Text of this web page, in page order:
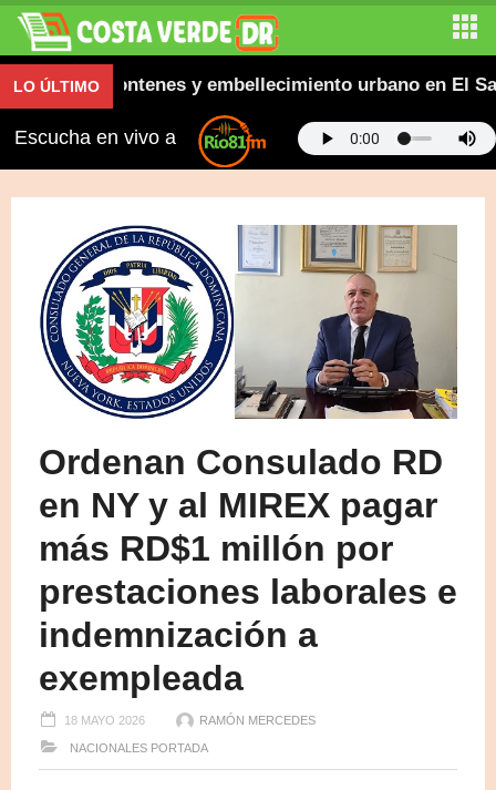
LO ÚLTIMOcontenes y embellecimiento urbano en El
Escucha en vivo a
Ordenan Consulado RD
en NY y al MIREX pagar
más RD$1 millón por
prestaciones laborales e
indemnización a
exempleada
18 MAYO 2026 RAMÓN MERCEDES
NACIONALES PORTADA